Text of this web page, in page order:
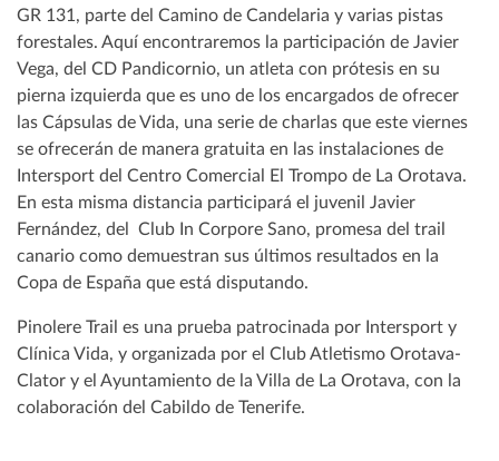
GR 131, parte del Camino de Candelaria y varias pistas
forestales. Aquí encontraremos la participación de Javier
Vega, del CD Pandicornio, un atleta con prótesis en su
pierna izquierda que es uno de los encargados de ofrecer
las Cápsulas de Vida, una serie de charlas que este viernes
se ofrecerán de manera gratuita en las instalaciones de
Intersport del Centro Comercial El Trompo de La Orotava.
En esta misma distancia participará el juvenil Javier
Fernández, del Club In Corpore Sano, promesa del trail
canario como demuestran sus últimos resultados en la
Copa de España que está disputando.
Pinolere Trail es una prueba patrocinada por Intersport y
Clínica Vida, y organizada por el Club Atletismo Orotava-
Clator y el Ayuntamiento de la Villa de La Orotava, con la
colaboración del Cabildo de Tenerife.